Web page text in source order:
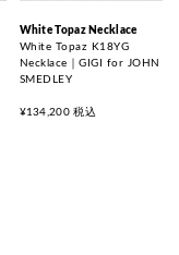
White Topaz Necklace
White Topaz K18YG
Necklace｜GIGI for JOHN
SMEDLEY
¥134,200 税込